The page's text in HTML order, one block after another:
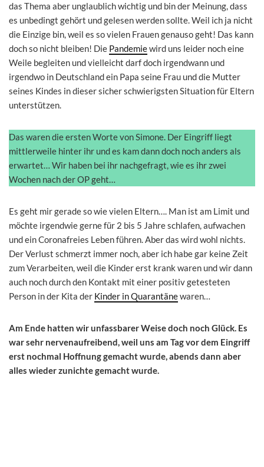
das Thema aber unglaublich wichtig und bin der Meinung, dass
es unbedingt gehört und gelesen werden sollte. Weil ich ja nicht
die Einzige bin, weil es so vielen Frauen genauso geht! Das kann
doch so nicht bleiben! Die Pandemiewird uns leider noch eine
Weile begleiten und vielleicht darf doch irgendwann und
irgendwo in Deutschland ein Papa seine Frau und die Mutter
seines Kindes in dieser sicher schwierigsten Situation für Eltern
unterstützen.
Das waren die ersten Worte von Simone. Der Eingriff liegt
mittlerweile hinter ihr und es kam dann doch noch anders als
erwartet… Wir haben bei ihr nachgefragt, wie es ihr zwei
Wochen nach der OP geht…
Es geht mir gerade so wie vielen Eltern…. Man ist am Limit und
möchte irgendwie gerne für 2 bis 5 Jahre schlafen, aufwachen
und ein Coronafreies Leben führen. Aber das wird wohl nichts.
Der Verlust schmerzt immer noch, aber ich habe gar keine Zeit
zum Verarbeiten, weil die Kinder erst krank waren und wir dann
auch noch durch den Kontakt mit einer positiv getesteten
Person in der Kita der Kinder in Quarantänewaren…
Am Ende hatten wir unfassbarer Weise doch noch Glück. Es
war sehr nervenaufreibend, weil uns am Tag vor dem Eingriff
erst nochmal Hoffnung gemacht wurde, abends dann aber
alles wieder zunichte gemacht wurde.